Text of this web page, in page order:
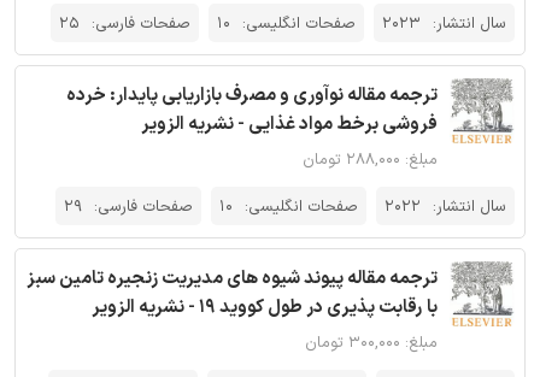
سال انتشار: 2023 صفحات انگلیسی: 10 صفحات فارسی: 25
ترجمه مقاله نوآوری و مصرف بازاریابی پایدار: خرده
فروشی برخط مواد غذایی - نشریه الزویر
مبلغ: ۲۸۸,۰۰۰ تومان
سال انتشار: 2022 صفحات انگلیسی: 10 صفحات فارسی: 29
ترجمه مقاله پیوند شیوه های مدیریت زنجیره تامین سبز
با رقابت پذیری در طول کووید 19 - نشریه الزویر
مبلغ: ۳۰۰,۰۰۰ تومان